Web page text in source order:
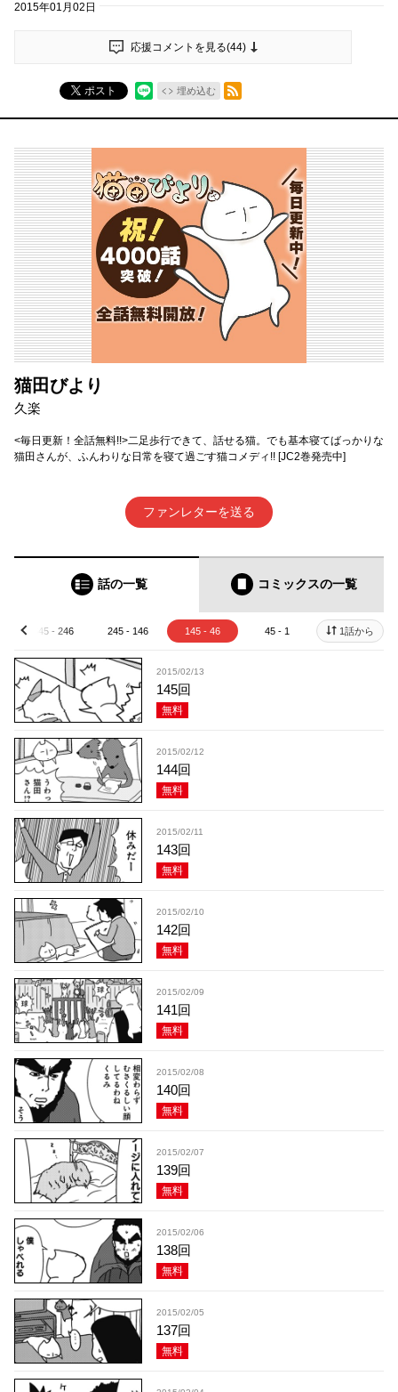
2015年01月02日
応援コメントを見る(44)
ポスト 埋め込む
RSSフィード
猫田びより
久楽
<毎日更新！全話無料!!>二足歩行できて、話せる猫。でも基本寝てばっかりな
猫田さんが、ふんわりな日常を寝て過ごす猫コメディ!! [JC2巻発売中]
ファンレターを送る
話の一覧 コミックスの一覧
345 - 246 245 - 146 145 - 46 45 - 1
prev 1話から
2015/02/13
145回
無料
2015/02/12
144回
無料
2015/02/11
143回
無料
2015/02/10
142回
無料
2015/02/09
141回
無料
2015/02/08
140回
無料
2015/02/07
139回
無料
2015/02/06
138回
無料
2015/02/05
137回
無料